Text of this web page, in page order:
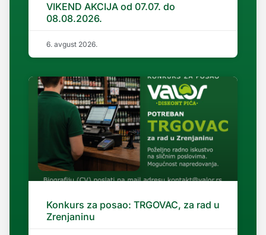
VIKEND AKCIJA od 07.07. do
08.08.2026.
6. avgust 2026.
Konkurs za posao: TRGOVAC, za rad u
Zrenjaninu